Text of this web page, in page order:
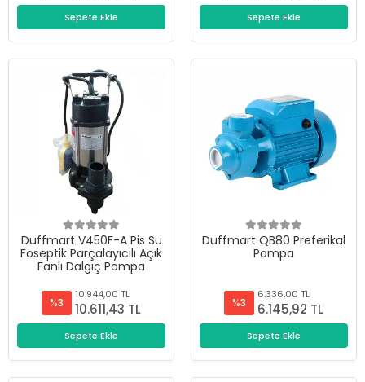
Sepete Ekle Sepete Ekle
Duffmart V450F-A Pis Su
Foseptik Parçalayıcılı Açık
Fanlı Dalgıç Pompa
%3
10.944,00 TL
10.611,43 TL
Sepete Ekle
Duffmart QB80 Preferikal
Pompa
%3
6.336,00 TL
6.145,92 TL
Sepete Ekle